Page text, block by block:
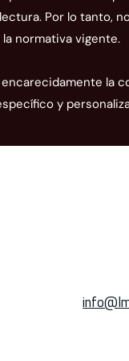
Por lo tanto,
normativa vigente.
la
y